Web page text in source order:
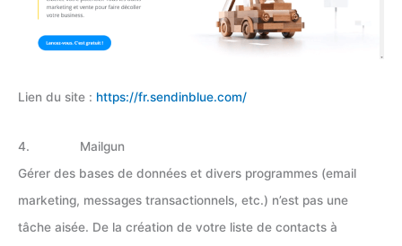
Lien du site : https://fr.sendinblue.com/
4. Mailgun
Gérer des bases de données et divers programmes (email
marketing, messages transactionnels, etc.) n’est pas une
tâche aisée. De la création de votre liste de contacts à